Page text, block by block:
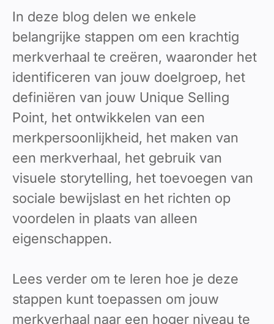
In deze blog delen we enkele
belangrijke stappen om een ​​krachtig
merkverhaal te creëren, waaronder het
identificeren van jouw doelgroep, het
definiëren van jouw Unique Selling
Point, het ontwikkelen van een
merkpersoonlijkheid, het maken van
een merkverhaal, het gebruik van
visuele storytelling, het toevoegen van
sociale bewijslast en het richten op
voordelen in plaats van alleen
eigenschappen.
Lees verder om te leren hoe je deze
stappen kunt toepassen om jouw
merkverhaal naar een hoger niveau te